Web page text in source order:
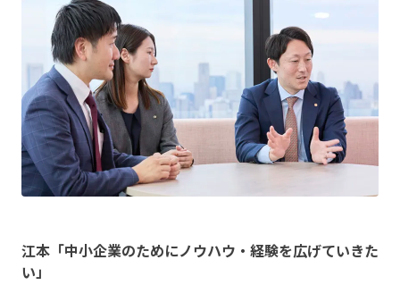
江本「中小企業のためにノウハウ・経験を広げていきた
い」